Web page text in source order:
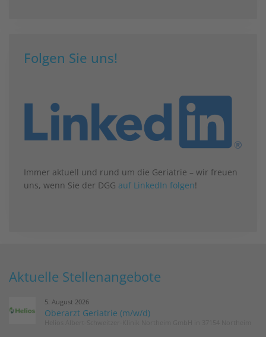
Folgen Sie uns!
Immer aktuell und rund um die Geriatrie – wir freuen
uns, wenn Sie der DGG auf LinkedIn folgen!
Aktuelle Stellenangebote
5. August 2026
Oberarzt Geriatrie (m/w/d)